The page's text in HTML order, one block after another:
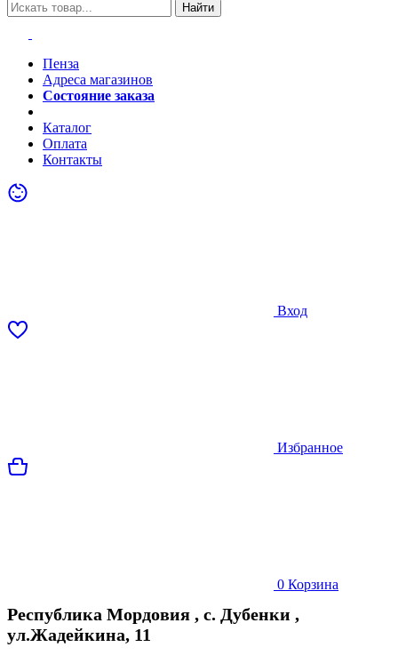
Найти
Пенза
Адреса магазинов
Состояние заказа
Каталог
Оплата
Контакты
Вход
Избранное
0 Корзина
Республика Мордовия , с. Дубенки ,
ул.Жадейкина, 11